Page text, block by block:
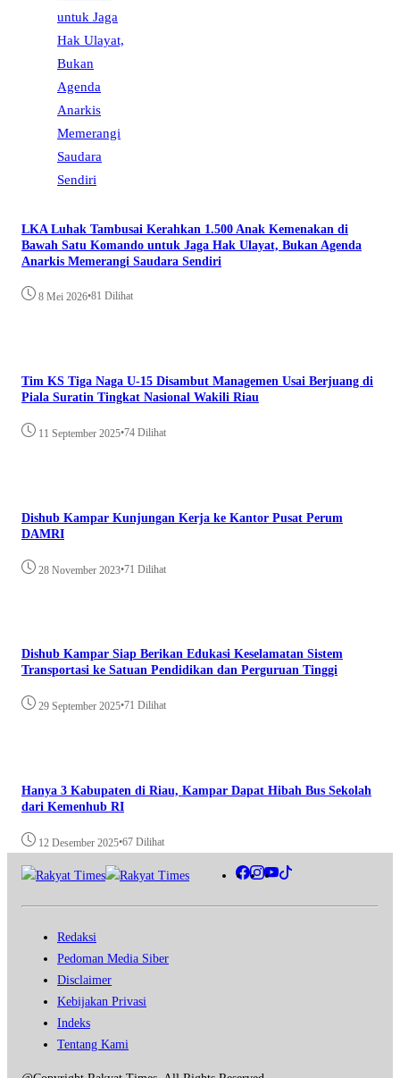
LKA Luhak Tambusai Kerahkan 1.500 Anak Kemenakan di
Bawah Satu Komando untuk Jaga Hak Ulayat, Bukan Agenda
Anarkis Memerangi Saudara Sendiri
8 Mei 2026•81 Dilihat
Tim KS Tiga Naga U-15 Disambut Managemen Usai Berjuang di
Piala Suratin Tingkat Nasional Wakili Riau
11 September 2025•74 Dilihat
Dishub Kampar Kunjungan Kerja ke Kantor Pusat Perum
DAMRI
28 November 2023•71 Dilihat
Dishub Kampar Siap Berikan Edukasi Keselamatan Sistem
Transportasi ke Satuan Pendidikan dan Perguruan Tinggi
29 September 2025•71 Dilihat
Hanya 3 Kabupaten di Riau, Kampar Dapat Hibah Bus Sekolah
dari Kemenhub RI
12 Desember 2025•67 Dilihat
Redaksi
Pedoman Media Siber
Disclaimer
Kebijakan Privasi
Indeks
Tentang Kami